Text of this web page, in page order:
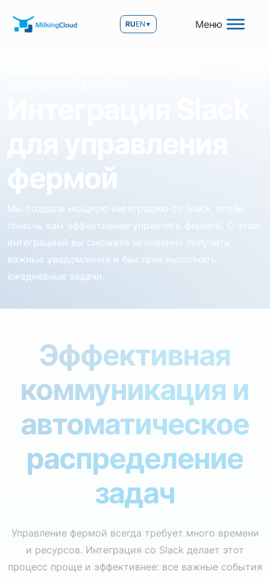
RUEN ▼ Меню
фермой
Мы создали мощную интеграцию со Slack, чтобы
помочь вам эффективнее управлять фермой. С этой
интеграцией вы сможете мгновенно получать
важные уведомления и быстрее выполнять
ежедневные задачи.
Эффективная
коммуникация и
автоматическое
распределение
задач
Управление фермой всегда требует много времени
и ресурсов. Интеграция со Slack делает этот
процесс проще и эффективнее: все важные события